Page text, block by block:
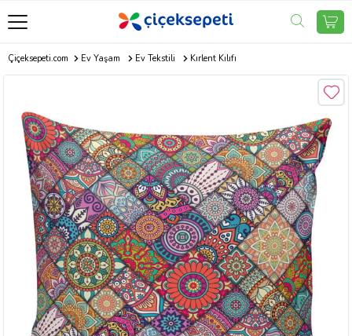
Çiçeksepeti.com Ev Yaşam Ev Tekstili Kırlent Kılıfı